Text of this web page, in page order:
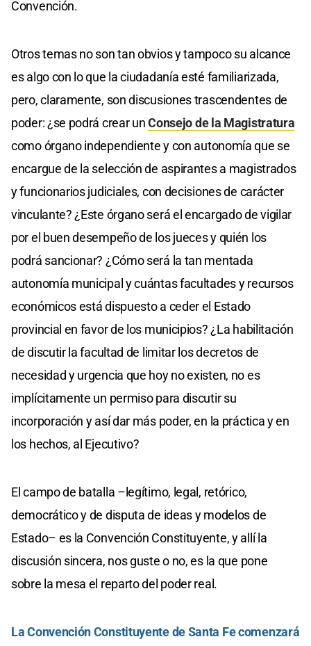
Convención.
Otros temas no son tan obvios y tampoco su alcance
es algo con lo que la ciudadanía esté familiarizada,
pero, claramente, son discusiones trascendentes de
poder: ¿se podrá crear unConsejo de la Magistratura
como órgano independiente y con autonomía que se
encargue de la selección de aspirantes a magistrados
y funcionarios judiciales, con decisiones de carácter
vinculante? ¿Este órgano será el encargado de vigilar
por el buen desempeño de los jueces y quién los
podrá sancionar? ¿Cómo será la tan mentada
autonomía municipal y cuántas facultades y recursos
económicos está dispuesto a ceder el Estado
provincial en favor de los municipios? ¿La habilitación
de discutir la facultad de limitar los decretos de
necesidad y urgencia que hoy no existen, no es
implícitamente un permiso para discutir su
incorporación y así dar más poder, en la práctica y en
los hechos, al Ejecutivo?
El campo de batalla –legítimo, legal, retórico,
democrático y de disputa de ideas y modelos de
Estado– es la Convención Constituyente, y allí la
discusión sincera, nos guste o no, es la que pone
sobre la mesa el reparto del poder real.
La Convención Constituyente de Santa Fe comenzará